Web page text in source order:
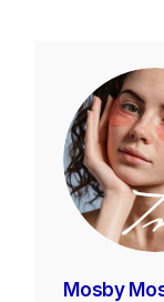
Mosby